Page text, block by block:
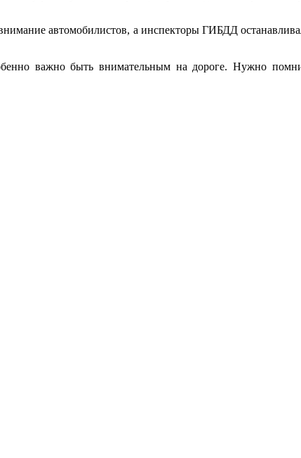
автомобилистов, а инспекторы ГИБДД
важно быть внимательным на дороге. Нужно